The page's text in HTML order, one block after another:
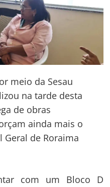
meio da Sesau
na tarde desta
de obras
ainda mais o
de Roraima
com um Bloco D